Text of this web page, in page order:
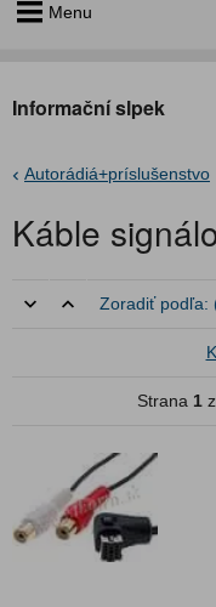
Menu
Informační slpek
Autorádiá+príslušenstvo
Káble
Zoradiť podľa:
Strana 1 z